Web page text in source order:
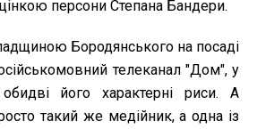
персони Степана Бандери.
Бородянського на посаді
телеканал "Дом", у
його характерні риси. А
такий же медійник, а одна із